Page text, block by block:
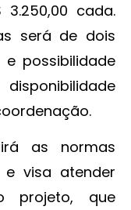
cada.
será de dois
possibilidade
as normas
e visa atender
projeto, que